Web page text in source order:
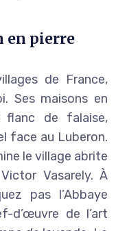
en pierre
de France,
Ses maisons en
flanc de falaise,
face au Luberon.
le village abrite
Vasarely. À
pas l’Abbaye
d’œuvre de l’art